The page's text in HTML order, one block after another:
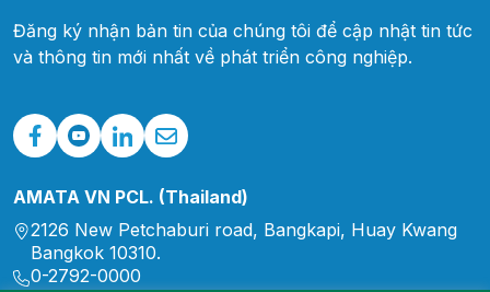
Đăng ký nhận bản tin của chúng tôi để cập nhật tin tức
và thông tin mới nhất về phát triển công nghiệp.
AMATA VN PCL. (Thailand)
2126 New Petchaburi road, Bangkapi, Huay Kwang
Bangkok 10310.
0-2792-0000